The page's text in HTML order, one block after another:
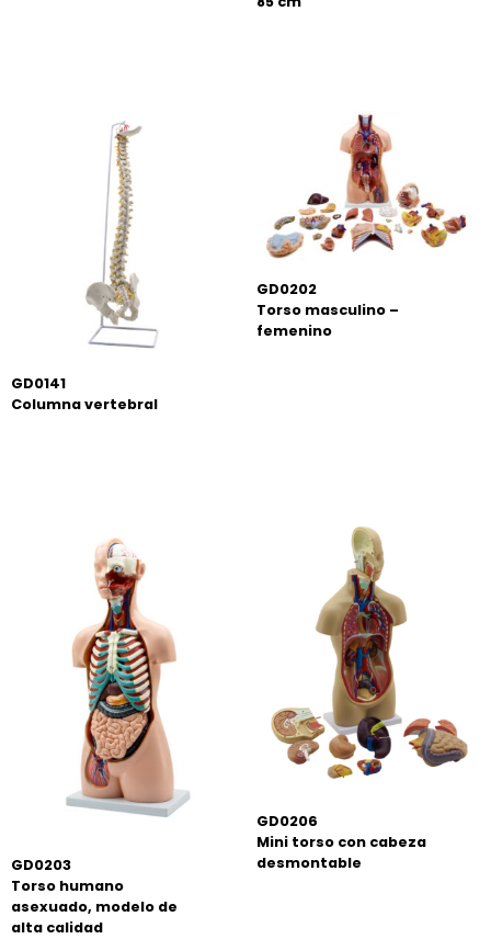
GD0141
Columna vertebral
GD0202
Torso masculino –
femenino
GD0203
Torso humano
asexuado, modelo de
alta calidad
GD0206
Mini torso con cabeza
desmontable